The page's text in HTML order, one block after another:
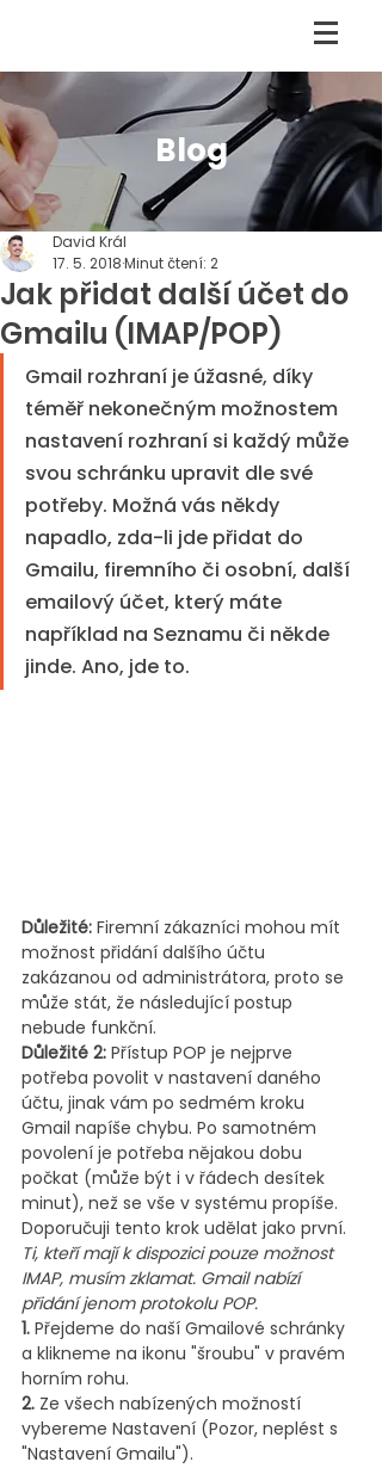
Blog
Jak přidat další účet do
Gmailu (IMAP/POP)
David Král
17. 5. 2018Minut čtení: 2
Gmail rozhraní je úžasné, díky
téměř nekonečným možnostem
nastavení rozhraní si každý může
svou schránku upravit dle své
potřeby. Možná vás někdy
napadlo, zda-li jde přidat do
Gmailu, firemního či osobní, další
emailový účet, který máte
například na Seznamu či někde
jinde. Ano, jde to.
Důležité: Firemní zákazníci mohou mít
možnost přidání dalšího účtu
zakázanou od administrátora, proto se
může stát, že následující postup
nebude funkční.
Důležité 2: Přístup POP je nejprve
potřeba povolit v nastavení daného
účtu, jinak vám po sedmém kroku
Gmail napíše chybu. Po samotném
povolení je potřeba nějakou dobu
počkat (může být i v řádech desítek
minut), než se vše v systému propíše.
Doporučuji tento krok udělat jako první.
Ti, kteří mají k dispozici pouze možnost
IMAP, musím zklamat. Gmail nabízí
přidání jenom protokolu POP.
1. Přejdeme do naší Gmailové schránky
a klikneme na ikonu "šroubu" v pravém
horním rohu.
2. Ze všech nabízených možností
vybereme Nastavení (Pozor, neplést s
"Nastavení Gmailu").